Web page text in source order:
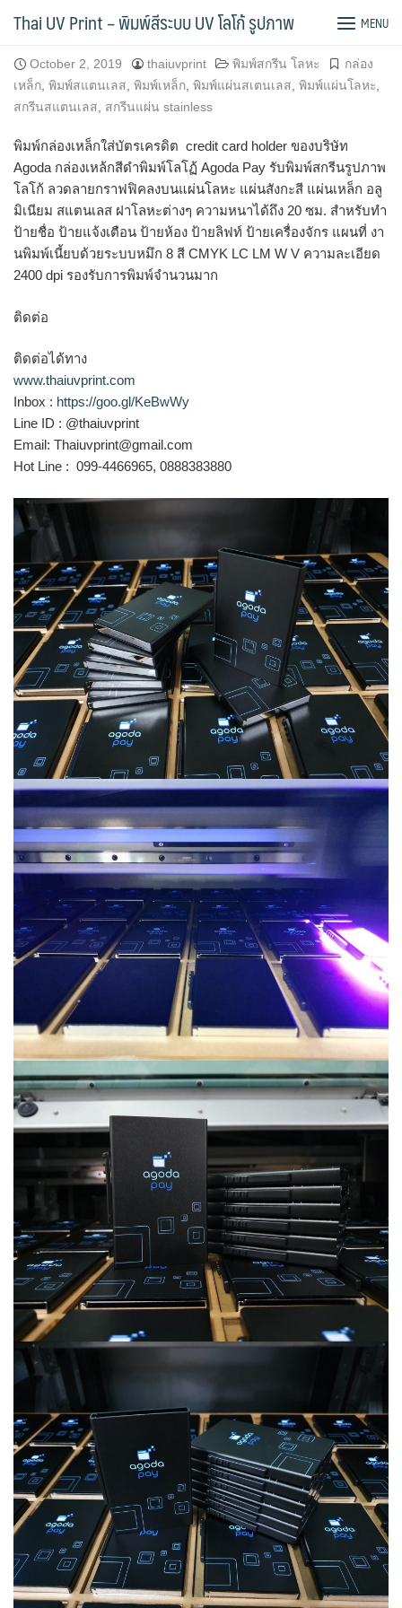
Thai UV Print – พิมพ์สีระบบ UV โลโก้ รูปภาพ MENU
พิมพ์โลโก้กกล่องเหล็ก Agoda
October 2, 2019 thaiuvprint พิมพ์สกรีน โลหะ
กล่อง
เหล็ก พิมพ์สแตนเลส พิมพ์เหล็ก พิมพ์แผ่นสเตนเลส พิมพ์แผ่นโลหะ
สกรีนสแตนเลส
สกรีนแผ่น stainless
พิมพ์กล่องเหล็กใส่บัตรเครดิต credit card holder ของบริษัท
Agoda กล่องเหล้กสีดำพิมพ์โลโฏ้ Agoda Pay รับพิมพ์สกรีนรูปภาพ
โลโก้ ลวดลายกราฟฟิคลงบนแผ่นโลหะ แผ่นสังกะสี แผ่นเหล็ก อลู
มิเนียม สแตนเลส ฝาโลหะต่างๆ ความหนาได้ถึง 20 ซม. สำหรับทำ
ป้ายชื่อ ป้ายแจ้งเตือน ป้ายห้อง ป้ายลิฟท์ ป้ายเครื่องจักร แผนที่ งา
นพิมพ์เนี้ยบด้วยระบบหมึก 8 สี CMYK LC LM W V ความละเอียด
2400 dpi รองรับการพิมพ์จำนวนมาก
ติดต่อ
ติดต่อได้ทาง
www.thaiuvprint.com
Inbox : https://goo.gl/KeBwWy
Line ID : @thaiuvprint
Email: Thaiuvprint@gmail.com
Hot Line : 099-4466965, 0888383880